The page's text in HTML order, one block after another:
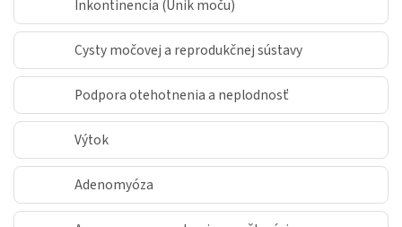
Inkontinencia (Únik moču)
Cysty močovej a reprodukčnej sústavy
Podpora otehotnenia a neplodnosť
Výtok
Adenomyóza